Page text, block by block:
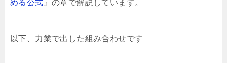
める公式 』の章で解説しています。
以下、力業で出した組み合わせです